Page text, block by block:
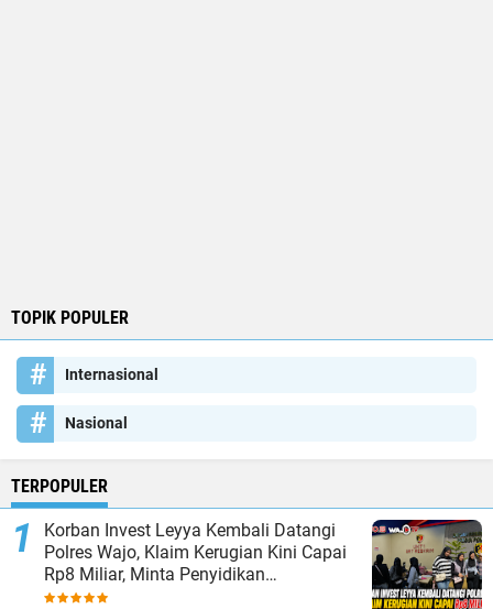
TOPIK POPULER
Internasional
Nasional
TERPOPULER
Korban Invest Leyya Kembali Datangi
Polres Wajo, Klaim Kerugian Kini Capai
Rp8 Miliar, Minta Penyidikan
Dituntaskan